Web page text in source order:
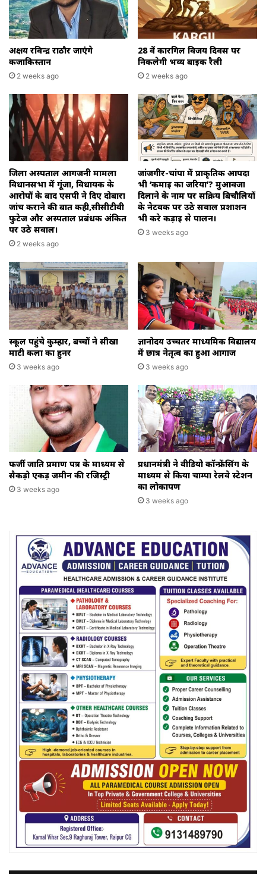
अक्षय रविन्द्र राठौर जाएंगे
कजाकिस्तान
2 weeks ago
28 वें कारगिल विजय दिवस पर
निकलेगी भव्य बाइक रैली
2 weeks ago
जिला अस्पताल आगजनी मामला
विधानसभा में गूंजा, विधायक के
आरोपों के बाद एसपी ने दिए दोबारा
जांच कराने की बात कही,सीसीटीवी
फुटेज और अस्पताल प्रबंधक अंकित
पर उठे सवाल।
2 weeks ago
जांजगीर-चांपा में प्राकृतिक आपदा
भी ‘कमाई का जरिया’? मुआवजा
दिलाने के नाम पर सक्रिय बिचौलियों
के नेटवर्क पर उठे सवाल प्रशाशन
भी करे कड़ाई से पालन।
3 weeks ago
स्कूल पहुंचे कुम्हार, बच्चों ने सीखा
माटी कला का हुनर
3 weeks ago
ज्ञानोदय उच्चतर माध्यमिक विद्यालय
में छात्र नेतृत्व का हुआ आगाज
3 weeks ago
फर्जी जाति प्रमाण पत्र के माध्यम से
सैकड़ो एकड़ जमीन की रजिस्ट्री
3 weeks ago
प्रधानमंत्री ने वीडियो कॉन्फ्रेंसिंग के
माध्यम से किया चाम्पा रेलवे स्टेशन
का लोकार्पण
3 weeks ago